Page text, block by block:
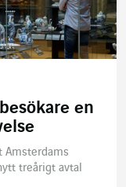
en
Amsterdams
treårigt avtal